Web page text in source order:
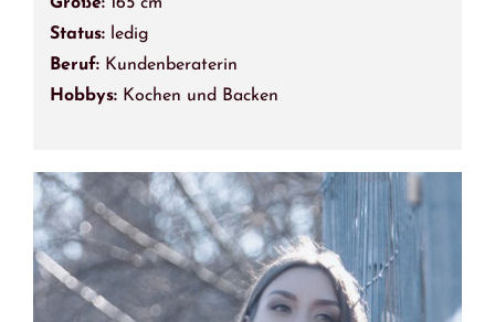
Status: ledig
Beruf: Kundenberaterin
Hobbys: Kochen und Backen